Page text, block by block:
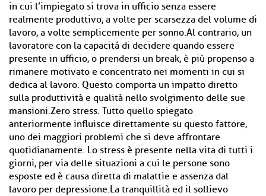
in cui l’impiegato si trova in ufficio senza essere
realmente produttivo, a volte per scarsezza del volume di
lavoro, a volte semplicemente per sonno.Al contrario, un
lavoratore con la capacitá di decidere quando essere
presente in ufficio, o prendersi un break, è più propenso a
rimanere motivato e concentrato nei momenti in cui si
dedica al lavoro. Questo comporta un impatto diretto
sulla produttività e qualità nello svolgimento delle sue
mansioni.Zero stress. Tutto quello spiegato
anteriormente influisce direttamente su questo fattore,
uno dei maggiori problemi che si deve affrontare
quotidianamente. Lo stress è presente nella vita di tutti i
giorni, per via delle situazioni a cui le persone sono
esposte ed è causa diretta di malattie e assenza dal
lavoro per depressione.La tranquillità ed il sollievo